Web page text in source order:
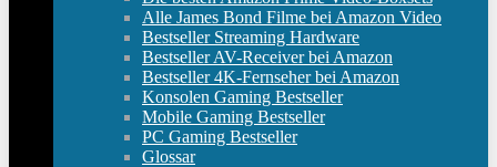
Alle James Bond Filme bei Amazon Video
Bestseller Streaming Hardware
Bestseller AV-Receiver bei Amazon
Bestseller 4K-Fernseher bei Amazon
Konsolen Gaming Bestseller
Mobile Gaming Bestseller
PC Gaming Bestseller
Glossar